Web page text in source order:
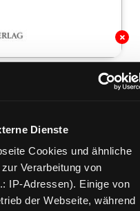
Dienste
Cookies und ähnliche
Verarbeitung von
IP-Adressen). Einige von
der Webseite, während
Verfasser